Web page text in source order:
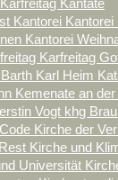
Kantate
Kantorei Kantorei
Kantorei
Karfreitag
Karl Heim
Kemenate an
Vogt khg
Kirche der
Kirche und
Universität